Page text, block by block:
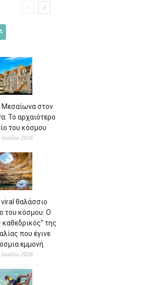
Μεσαίωνα στον
Το αρχαιότερο
του κόσμου
Ιουλίου 2026
viral θαλάσσιο
του κόσμου: Ο
της
που έγινε
εμμονή
Ιουλίου 2026